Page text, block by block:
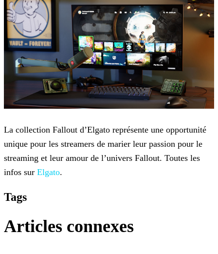
La collection Fallout d’Elgato représente une opportunité
unique pour les streamers de marier leur passion pour le
streaming et leur amour de l’univers Fallout. Toutes les
infos sur Elgato.
Tags
Articles connexes